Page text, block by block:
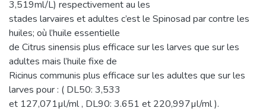
3,519ml/L) respectivement au les
stades larvaires et adultes c’est le Spinosad par contre les
huiles; où l’huile essentielle
de Citrus sinensis plus efficace sur les larves que sur les
adultes mais l’huile fixe de
Ricinus communis plus efficace sur les adultes que sur les
larves pour : ( DL50: 3,533
et 127,071µl/ml , DL90: 3.651 et 220,997µl/ml ).